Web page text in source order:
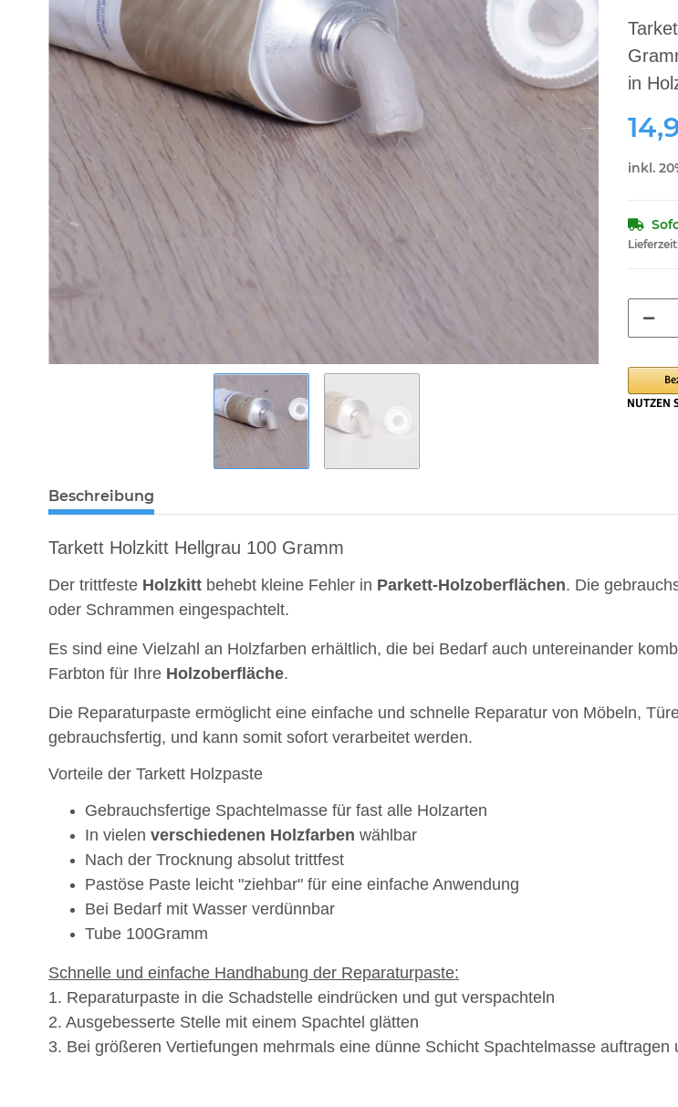
in
inkl.
Beschreibung
Tarkett Holzkitt Hellgrau 100 Gramm
Der trittfeste Holzkitt behebt kleine Fehler in Parkett-Holzoberflächen. Die
oder Schrammen eingespachtelt.
Es sind eine Vielzahl an Holzfarben erhältlich, die bei Bedarf auch untereinander
Farbton für Ihre Holzoberfläche.
Die Reparaturpaste ermöglicht eine einfache und schnelle Reparatur von Möbeln,
gebrauchsfertig, und kann somit sofort verarbeitet werden.
Vorteile der Tarkett Holzpaste
Gebrauchsfertige Spachtelmasse für fast alle Holzarten
In vielen verschiedenen Holzfarben wählbar
Nach der Trocknung absolut trittfest
Pastöse Paste leicht "ziehbar" für eine einfache Anwendung
Bei Bedarf mit Wasser verdünnbar
Tube 100Gramm
Schnelle und einfache Handhabung der Reparaturpaste:
1. Reparaturpaste in die Schadstelle eindrücken und gut verspachteln
2. Ausgebesserte Stelle mit einem Spachtel glätten
3. Bei größeren Vertiefungen mehrmals eine dünne Schicht Spachtelmasse